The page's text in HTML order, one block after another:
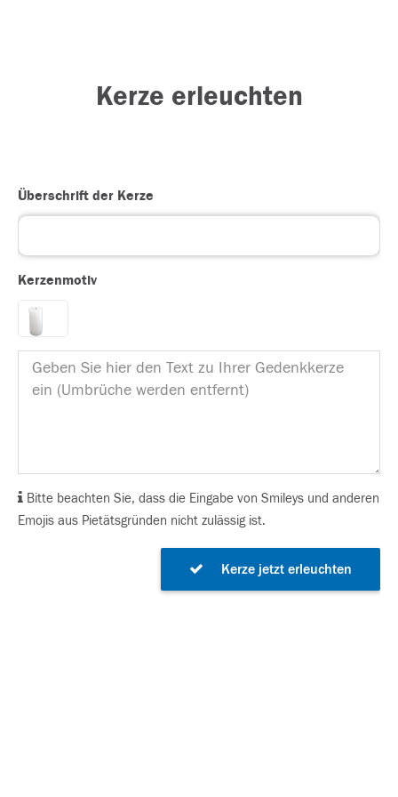
Kerze erleuchten
Überschrift der Kerze
Kerzenmotiv
Bitte beachten Sie, dass die Eingabe von Smileys und anderen
Emojis aus Pietätsgründen nicht zulässig ist.
Kerze jetzt erleuchten